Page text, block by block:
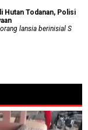
Hutan Todanan, Polisi
lansia berinisial S